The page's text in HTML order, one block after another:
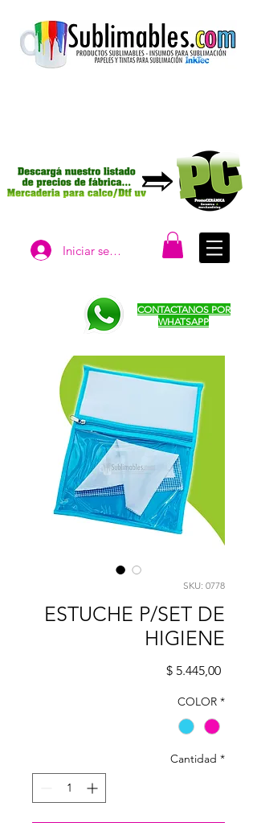
Iniciar sesión
CONTACTANOS POR
WHATSAPP
SKU: 0778
ESTUCHE P/SET DE
HIGIENE
$ 5.445,00Precio
COLOR *
Cantidad *